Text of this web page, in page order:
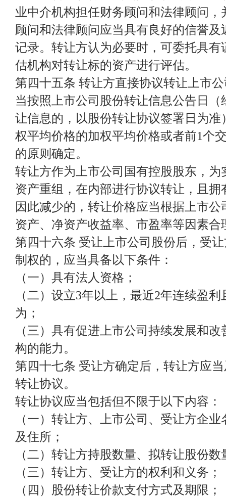
业中介机构担任财务顾问和法律顾问
顾问和法律顾问应当具有良好的信誉
记录。转让方认为必要时，可委托具
估机构对转让标的资产进行评估。
第四十五条 转让方直接协议转让上市
当按照上市公司股份转让信息公告日
让信息的，以股份转让协议签署日为准
权平均价格的加权平均价格或者前1个
的原则确定。
转让方作为上市公司国有控股股东，
资产重组，在内部进行协议转让，且
因此减少的，转让价格应当根据上市
资产、净资产收益率、市盈率等因素合
第四十六条 受让上市公司股份后，受
制权的，应当具备以下条件：
（一）具有法人资格；
（二）设立3年以上，最近2年连续盈
为；
（三）具有促进上市公司持续发展和
构的能力。
第四十七条 受让方确定后，转让方应
转让协议。
转让协议应当包括但不限于以下内容：
（一）转让方、上市公司、受让方企
及住所；
（二）转让方持股数量、拟转让股份
（三）转让方、受让方的权利和义务；
（四）股份转让价款支付方式及期限；